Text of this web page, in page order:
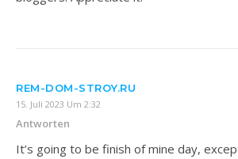
REM-DOM-STROY.RU
15. Juli 2023 Um 2:32
Antworten
It’s going to be finish of mine day,